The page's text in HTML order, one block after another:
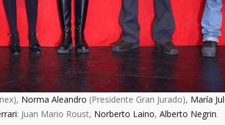
Norma Aleandro (Presidente Gran Jurado), María
: Juan Mario Roust, Norberto Laino, Alberto Negrin.